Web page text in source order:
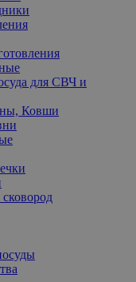
для СВЧ и
Ковши